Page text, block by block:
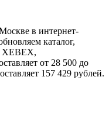
в интернет-
каталог,
XEBEX,
от 28 500 до
157 429 рублей.